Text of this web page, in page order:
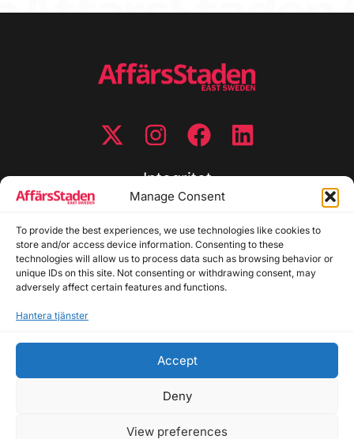
Manage Consent
To provide the best experiences, we use technologies like cookies to
store and/or access device information. Consenting to these
technologies will allow us to process data such as browsing behavior or
unique IDs on this site. Not consenting or withdrawing consent, may
adversely affect certain features and functions.
Hantera tjänster
Accept
Deny
View preferences
Integritet
Cookiepolicy
Disclaimer
Redaktionell policy
Utgivarinformation
Allmänna frågor: info@affarsstaden.se | Tipsa
annons@affarsstaden.se